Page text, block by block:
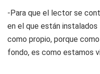
-Para que el lector se
en el que están
como propio, porque
fondo, es como estamos